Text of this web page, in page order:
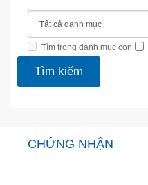
Tìm trong danh mục con
CHỨNG NHẬN